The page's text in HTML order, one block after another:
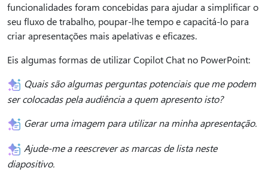
funcionalidades foram concebidas para ajudar a simplificar o
seu fluxo de trabalho, poupar-lhe tempo e capacitá-lo para
criar apresentações mais apelativas e eficazes.
Eis algumas formas de utilizar Copilot Chat no PowerPoint:
Quais são algumas perguntas potenciais que me podem
ser colocadas pela audiência a quem apresento isto?
Gerar uma imagem para utilizar na minha apresentação.
Ajude-me a reescrever as marcas de lista neste
diapositivo.